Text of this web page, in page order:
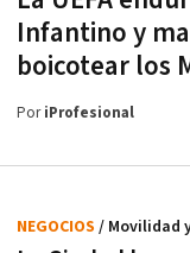
Infantino y
boicotear los
PoriProfesional
NEGOCIOS / Movilidad